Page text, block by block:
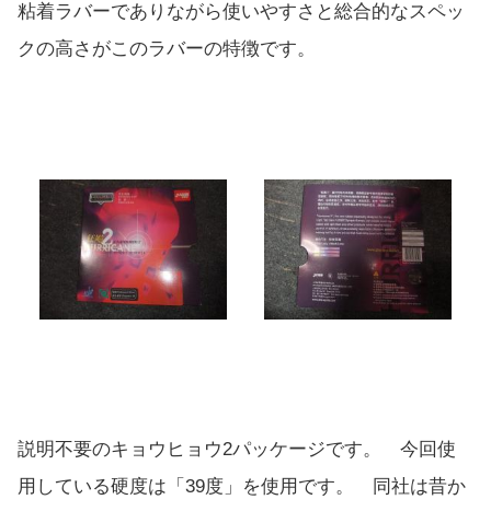
粘着ラバーでありながら使いやすさと総合的なスペッ
クの高さがこのラバーの特徴です。
説明不要のキョウヒョウ2パッケージです。 今回使
用している硬度は「39度」を使用です。 同社は昔か